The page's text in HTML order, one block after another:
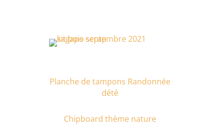
Planche de tampons Randonnée
dété
Chipboard thème nature